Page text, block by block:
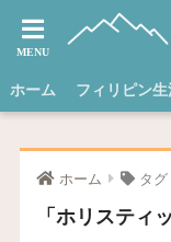
ホーム フィリピン生
ホーム タグ
「ホリスティ